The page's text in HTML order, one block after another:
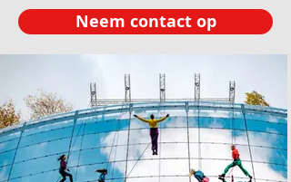
Neem contact op